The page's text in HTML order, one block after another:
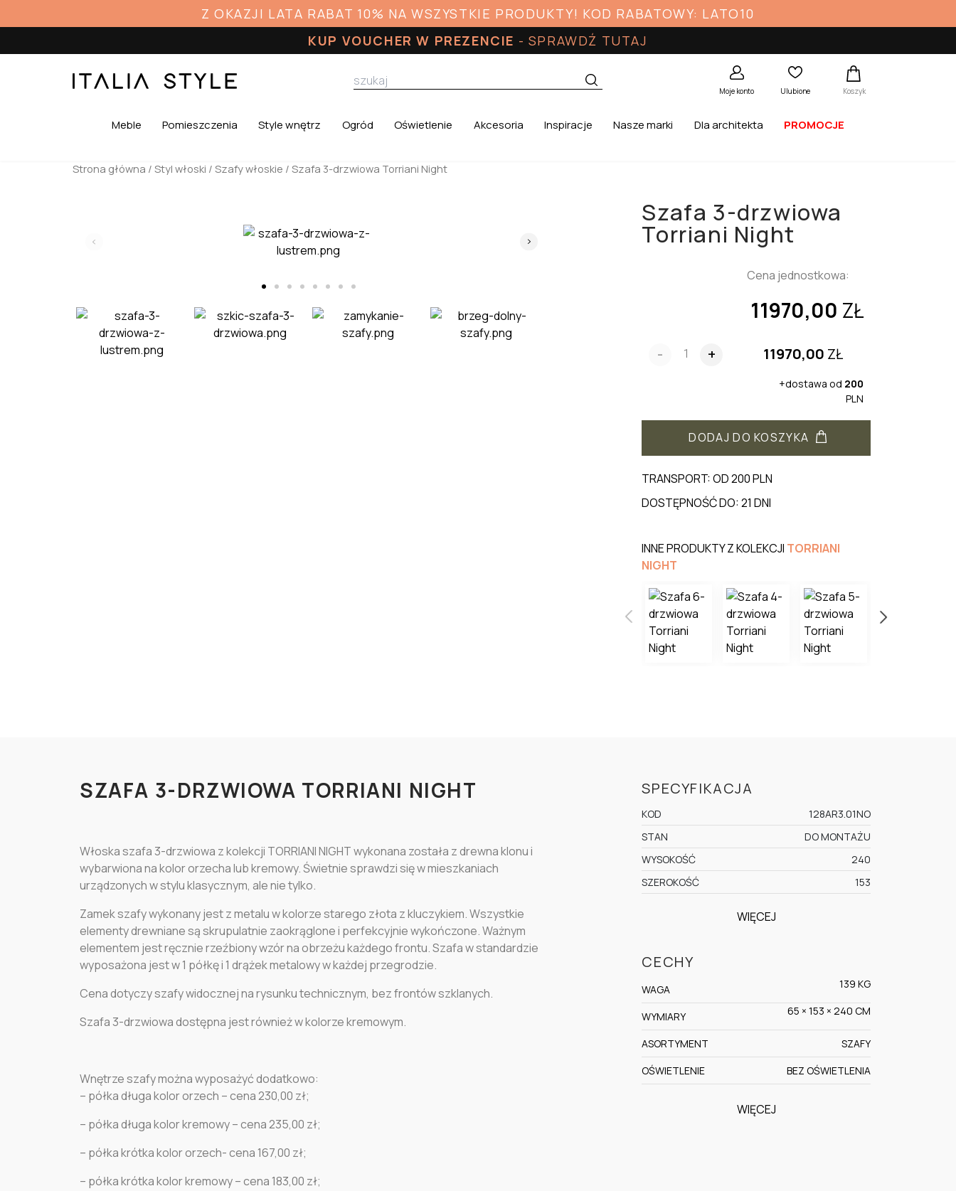
Z OKAZJI LATA RABAT 10% NA WSZYSTKIE PRODUKTY! KOD RABATOWY: LATO10
KUP VOUCHER W PREZENCIE - SPRAWDŹ TUTAJ
Moje konto Ulubione Koszyk
Meble Pomieszczenia Style wnętrz Ogród Oświetlenie Akcesoria Inspiracje Nasze marki Dla architekta PROMOCJE
Strona główna / Styl włoski / Szafy włoskie / Szafa 3-drzwiowa Torriani Night
Szafa 3-drzwiowa
Torriani Night
Cena jednostkowa:
11970,00 ZŁ
- + 11970,00 ZŁ
+dostawa od 200
PLN
DODAJ DO KOSZYKA
TRANSPORT: OD 200 PLN
DOSTĘPNOŚĆ DO: 21 DNI
INNE PRODUKTY Z KOLEKCJI TORRIANI
NIGHT
SZAFA 3-DRZWIOWA TORRIANI NIGHT
Włoska szafa 3-drzwiowa z kolekcji TORRIANI NIGHT wykonana została z drewna klonu i
wybarwiona na kolor orzecha lub kremowy. Świetnie sprawdzi się w mieszkaniach
urządzonych w stylu klasycznym, ale nie tylko.
Zamek szafy wykonany jest z metalu w kolorze starego złota z kluczykiem. Wszystkie
elementy drewniane są skrupulatnie zaokrąglone i perfekcyjnie wykończone. Ważnym
elementem jest ręcznie rzeźbiony wzór na obrzeżu każdego frontu. Szafa w standardzie
wyposażona jest w 1 półkę i 1 drążek metalowy w każdej przegrodzie.
Cena dotyczy szafy widocznej na rysunku technicznym, bez frontów szklanych.
Szafa 3-drzwiowa dostępna jest również w kolorze kremowym.
Wnętrze szafy można wyposażyć dodatkowo:
– półka długa kolor orzech – cena 230,00 zł;
– półka długa kolor kremowy – cena 235,00 zł;
– półka krótka kolor orzech- cena 167,00 zł;
– półka krótka kolor kremowy – cena 183,00 zł;
SPECYFIKACJA
KOD
128AR3.01NO
STAN
DO MONTAŻU
WYSOKOŚĆ
240
SZEROKOŚĆ
153
WIĘCEJ
CECHY
WAGA 139 KG
WYMIARY 65 × 153 × 240 CM
ASORTYMENT
SZAFY
OŚWIETLENIE
BEZ OŚWIETLENIA
WIĘCEJ